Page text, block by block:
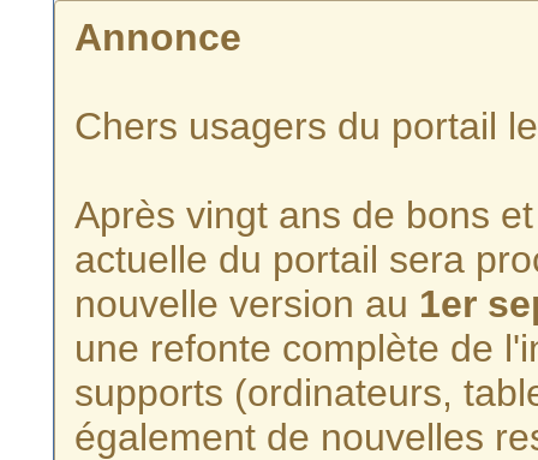
Annonce
Chers usagers du portail
Après vingt ans de bons
actuelle du portail sera
nouvelle version au 1er
une refonte complète de
supports (ordinateurs,
également de nouvelles